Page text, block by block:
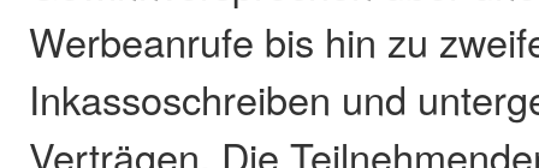
Werbeanrufe bis hin zu
Inkassoschreiben und
Verträgen. Die